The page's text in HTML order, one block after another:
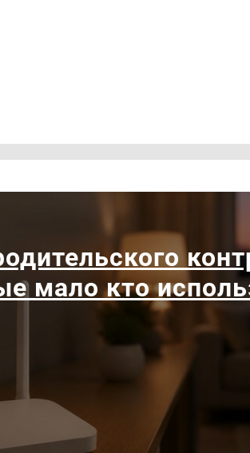
мало кто